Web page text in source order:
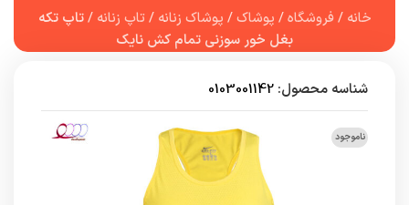
خانه /فروشگاه/ پوشاک/ پوشاک زنانه / تاپ زنانه /تاپ تکه
بغل خور سوزنی تمام کش نایک
شناسه محصول: 0103001142
ناموجود